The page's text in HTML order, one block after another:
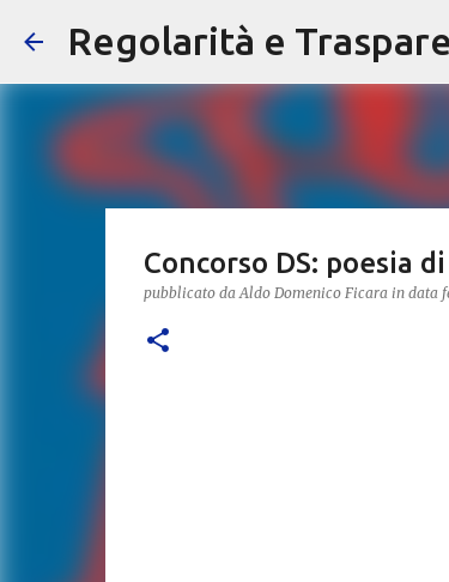
Regolarità e
Concorso DS: poesia
pubblicato daAldo Domenico Ficara in data